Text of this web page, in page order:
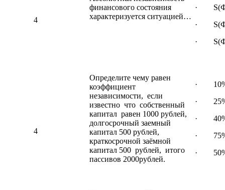
4
финансового состояния
характеризуется ситуацией…
· S(Ф)
· S(Ф)
· S(Ф)
4
Определите чему равен
коэффициент
независимости, если
известно что собственный
капитал равен 1000 рублей,
долгосрочный заемный
капитал 500 рублей,
краткосрочной заёмной
капитал 500 рублей, итого
пассивов 2000рублей.
·
·
·
·
·